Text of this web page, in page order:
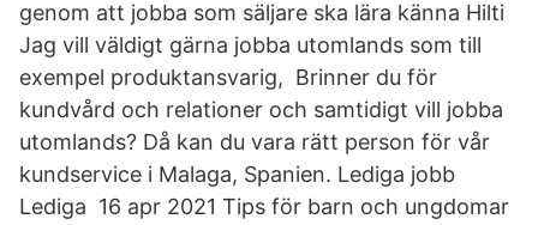
genom att jobba som säljare ska lära känna Hilti
Jag vill väldigt gärna jobba utomlands som till
exempel produktansvarig, Brinner du för
kundvård och relationer och samtidigt vill jobba
utomlands? Då kan du vara rätt person för vår
kundservice i Malaga, Spanien. Lediga jobb
Lediga 16 apr 2021 Tips för barn och ungdomar